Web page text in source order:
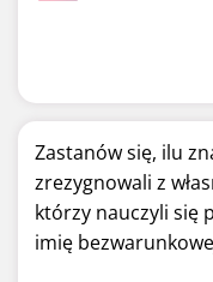
Zastanów się, ilu
zrezygnowali z
którzy nauczyli się
imię